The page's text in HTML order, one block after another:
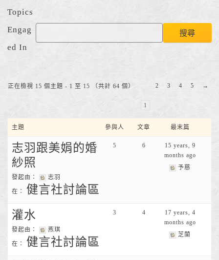
Topics
Engag
ed In
正在檢視 15 個主題 - 1 至 15 （共計 64 個）
1
2 3 4 5 →
主題 參與人 文章 最末篇
志羽跟美娟的婚
紗照
發起由： 志羽
在： 健言社討論區
5 6
15 years, 9
months ago
予慈
灌水
發起由： 燕琪
在： 健言社討論區
3 4
17 years, 4
months ago
芝蘭